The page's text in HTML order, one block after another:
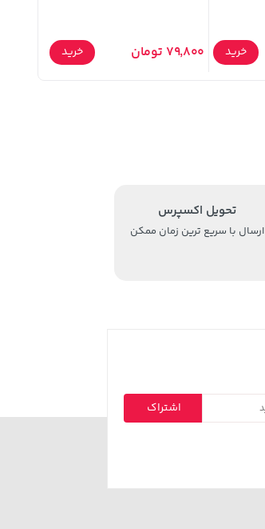
خرید 79,800 تومان خرید
تحویل اکسپرس
ارسال با سریع ترین زمان ممکن
اشتراک